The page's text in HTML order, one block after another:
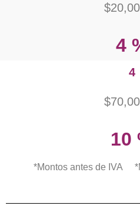
4
4
10
*Montos antes de IVA